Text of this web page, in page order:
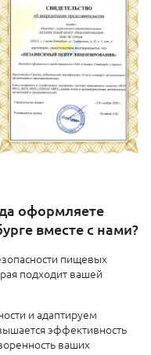
оформляете
вместе с нами?
пищевых
подходит вашей
и адаптируем
эффективность
ваших